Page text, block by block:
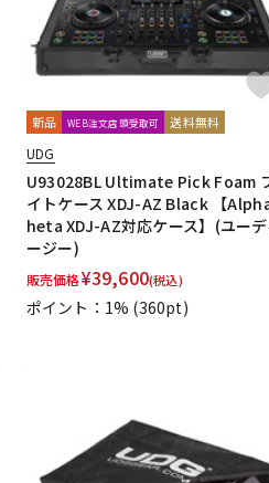
ヴィンテージ
新品 WEB注文店頭受取可 送料無料
UDG
U93028BL Ultimate Pick Foam
イトケース XDJ-AZ Black 【
heta XDJ-AZ対応ケース】(ユーデ
ージー)
販売価格¥39,600(税込)
ポイント：1% (360pt)